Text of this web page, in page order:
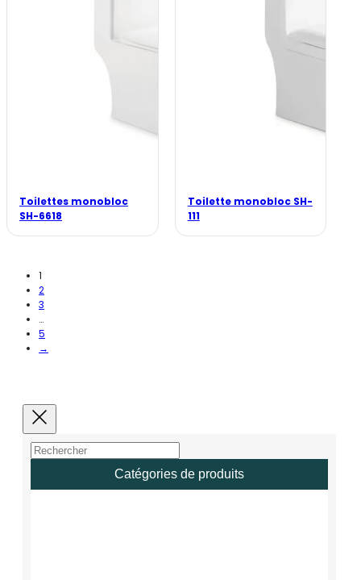
Toilettes monobloc
SH-6618
Toilette monobloc SH-
111
1
2
3
…
5
→
Catégories de produits